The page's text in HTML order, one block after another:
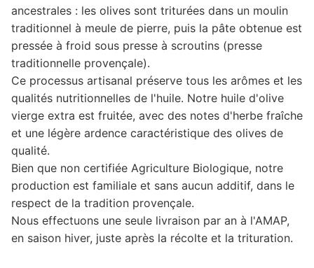
ancestrales : les olives sont triturées dans un moulin
traditionnel à meule de pierre, puis la pâte obtenue est
pressée à froid sous presse à scroutins (presse
traditionnelle provençale).
Ce processus artisanal préserve tous les arômes et les
qualités nutritionnelles de l'huile. Notre huile d'olive
vierge extra est fruitée, avec des notes d'herbe fraîche
et une légère ardence caractéristique des olives de
qualité.
Bien que non certifiée Agriculture Biologique, notre
production est familiale et sans aucun additif, dans le
respect de la tradition provençale.
Nous effectuons une seule livraison par an à l'AMAP,
en saison hiver, juste après la récolte et la trituration.